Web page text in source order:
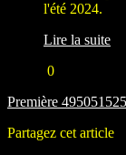
l'été 2024.
Lire la suite
0
Première 49505152
Partagez cet article